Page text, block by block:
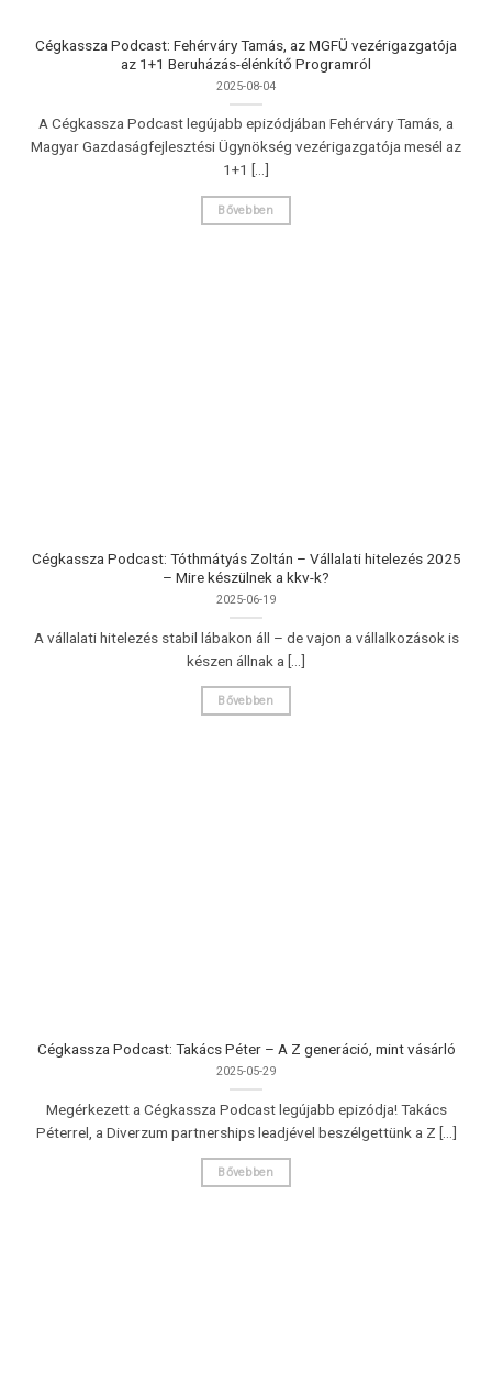
Cégkassza Podcast: Fehérváry Tamás, az MGFÜ vezérigazgatója
az 1+1 Beruházás-élénkítő Programról
2025-08-04
A Cégkassza Podcast legújabb epizódjában Fehérváry Tamás, a
Magyar Gazdaságfejlesztési Ügynökség vezérigazgatója mesél az
1+1 [...]
Bővebben
Cégkassza Podcast: Tóthmátyás Zoltán – Vállalati hitelezés 2025
– Mire készülnek a kkv-k?
2025-06-19
A vállalati hitelezés stabil lábakon áll – de vajon a vállalkozások is
készen állnak a [...]
Bővebben
Cégkassza Podcast: Takács Péter – A Z generáció, mint vásárló
2025-05-29
Megérkezett a Cégkassza Podcast legújabb epizódja! Takács
Péterrel, a Diverzum partnerships leadjével beszélgettünk a Z [...]
Bővebben